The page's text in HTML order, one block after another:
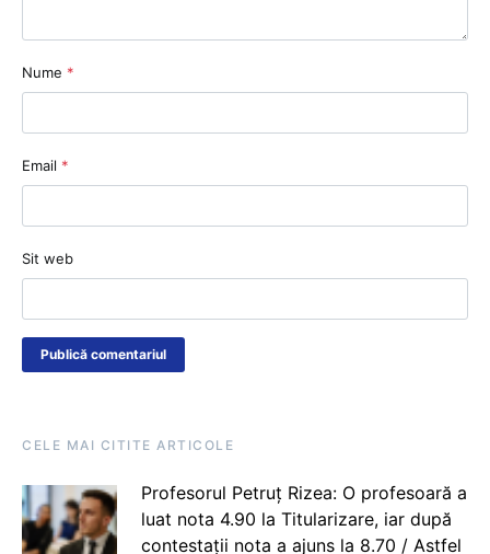
Nume *
Email *
Sit web
CELE MAI CITITE ARTICOLE
Profesorul Petruț Rizea: O profesoară a
luat nota 4.90 la Titularizare, iar după
contestații nota a ajuns la 8.70 / Astfel